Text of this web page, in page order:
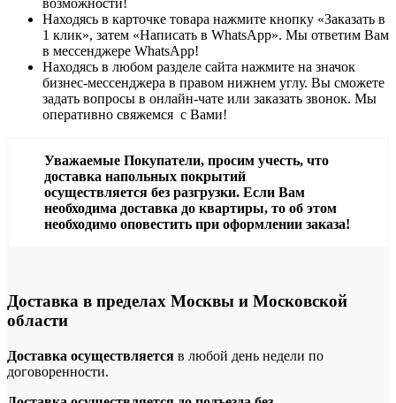
возможности!
Находясь в карточке товара нажмите кнопку «Заказать в
1 клик», затем «Написать в WhatsApp». Мы ответим Вам
в месcенджере WhatsApp!
Находясь в любом разделе сайта нажмите на значок
бизнес-мессенджера в правом нижнем углу. Вы сможете
задать вопросы в онлайн-чате или заказать звонок. Мы
оперативно свяжемся с Вами!
Уважаемые Покупатели, просим учесть, что
доставка напольных покрытий
осуществляется без разгрузки. Если Вам
необходима доставка до квартиры, то об этом
необходимо оповестить при оформлении заказа!
Доставка в пределах Москвы и Московской
области
Доставка осуществляется в любой день недели по
договоренности.